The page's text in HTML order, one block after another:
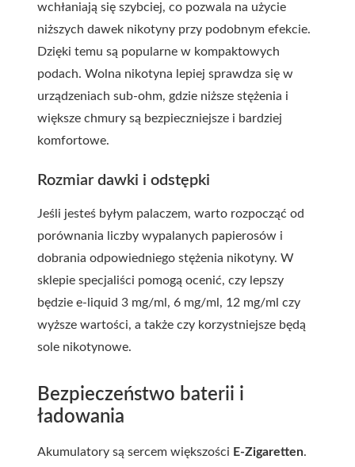
wchłaniają się szybciej, co pozwala na użycie
niższych dawek nikotyny przy podobnym efekcie.
Dzięki temu są popularne w kompaktowych
podach. Wolna nikotyna lepiej sprawdza się w
urządzeniach sub-ohm, gdzie niższe stężenia i
większe chmury są bezpieczniejsze i bardziej
komfortowe.
Rozmiar dawki i odstępki
Jeśli jesteś byłym palaczem, warto rozpocząć od
porównania liczby wypalanych papierosów i
dobrania odpowiedniego stężenia nikotyny. W
sklepie specjaliści pomogą ocenić, czy lepszy
będzie e-liquid 3 mg/ml, 6 mg/ml, 12 mg/ml czy
wyższe wartości, a także czy korzystniejsze będą
sole nikotynowe.
Bezpieczeństwo baterii i
ładowania
Akumulatory są sercem większości E-Zigaretten.